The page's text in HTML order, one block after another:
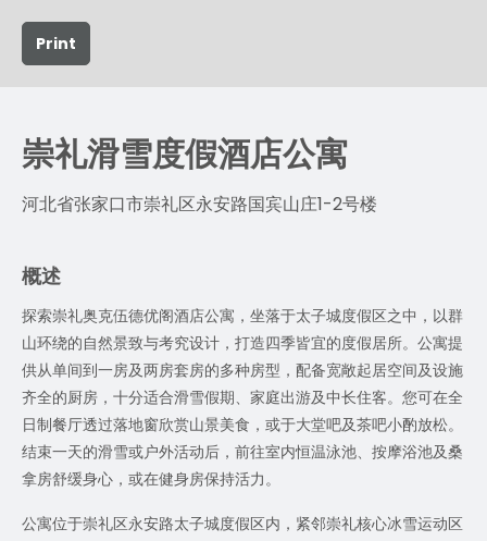
Print
崇礼滑雪度假酒店公寓
河北省张家口市崇礼区永安路国宾山庄1-2号楼
概述
探索崇礼奥克伍德优阁酒店公寓，坐落于太子城度假区之中，以群
山环绕的自然景致与考究设计，打造四季皆宜的度假居所。公寓提
供从单间到一房及两房套房的多种房型，配备宽敞起居空间及设施
齐全的厨房，十分适合滑雪假期、家庭出游及中长住客。您可在全
日制餐厅透过落地窗欣赏山景美食，或于大堂吧及茶吧小酌放松。
结束一天的滑雪或户外活动后，前往室内恒温泳池、按摩浴池及桑
拿房舒缓身心，或在健身房保持活力。
公寓位于崇礼区永安路太子城度假区内，紧邻崇礼核心冰雪运动区